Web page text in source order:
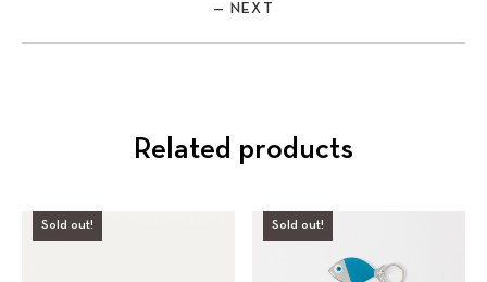
— NEXT
Related products
Sold out! Sold out!